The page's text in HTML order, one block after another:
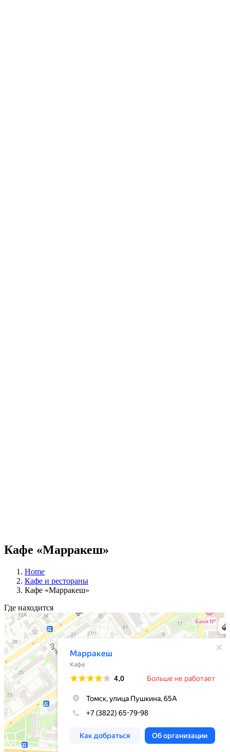
Кафе «Марракеш»
Home
Кафе и рестораны
Кафе «Марракеш»
Где находится
Марракеш
Кафе в Томске